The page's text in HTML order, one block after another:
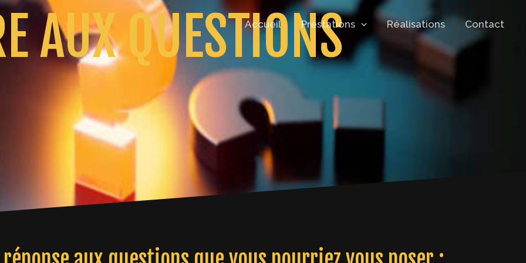
Accueil Prestations Réalisations Contact
AUX QUESTIONS